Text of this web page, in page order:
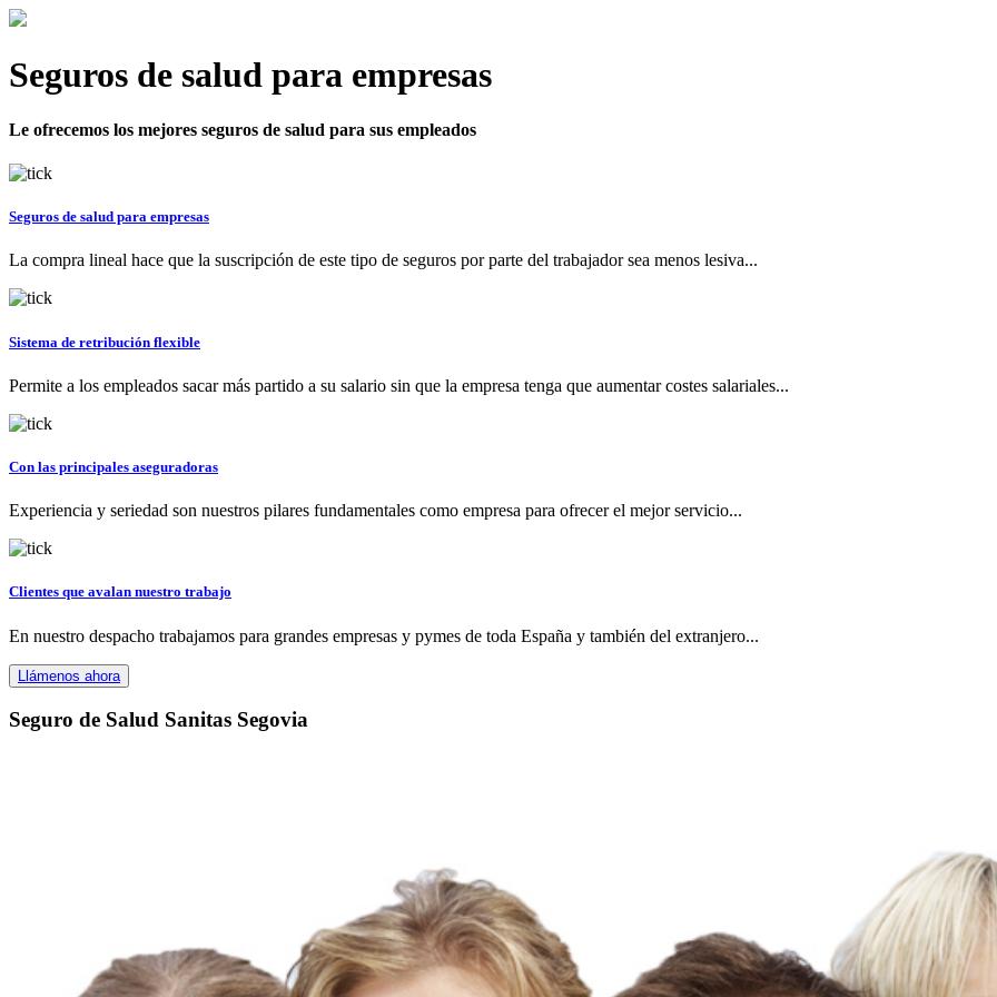
Seguros de salud para empresas
Le ofrecemos los mejores seguros de salud para sus empleados
Seguros de salud para empresas
La compra lineal hace que la suscripción de este tipo de seguros por parte del trabajador sea menos lesiva...
Sistema de retribución flexible
Permite a los empleados sacar más partido a su salario sin que la empresa tenga que aumentar costes salariales...
Con las principales aseguradoras
Experiencia y seriedad son nuestros pilares fundamentales como empresa para ofrecer el mejor servicio...
Clientes que avalan nuestro trabajo
En nuestro despacho trabajamos para grandes empresas y pymes de toda España y también del extranjero...
Llámenos ahora
Seguro de Salud Sanitas Segovia